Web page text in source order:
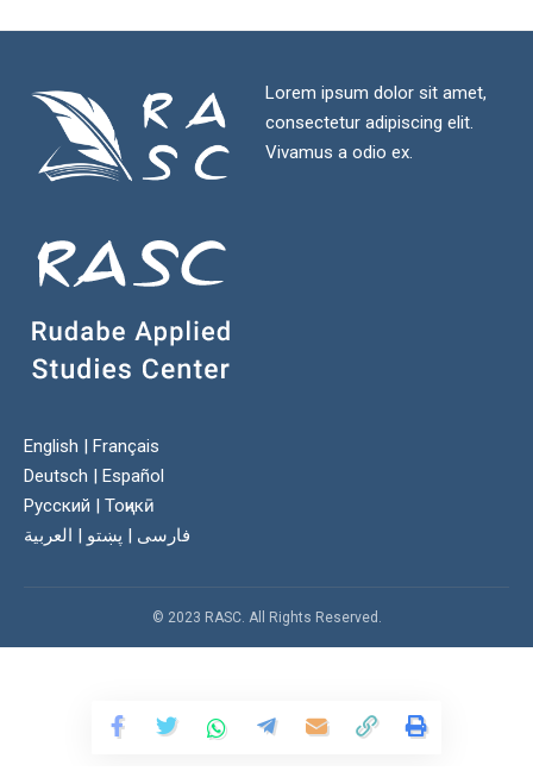
Lorem ipsum dolor sit amet,
consectetur adipiscing elit.
Vivamus a odio ex.
English | Français
Deutsch | Español
Русский | Тоҷикӣ
فارسی | پښتو | العربية
© 2023 RASC. All Rights Reserved.